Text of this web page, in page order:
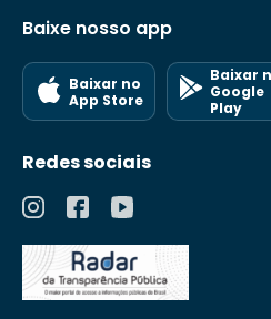
Baixe nosso app
Baixar no
App Store
Baixar
Google
Play
Redes sociais